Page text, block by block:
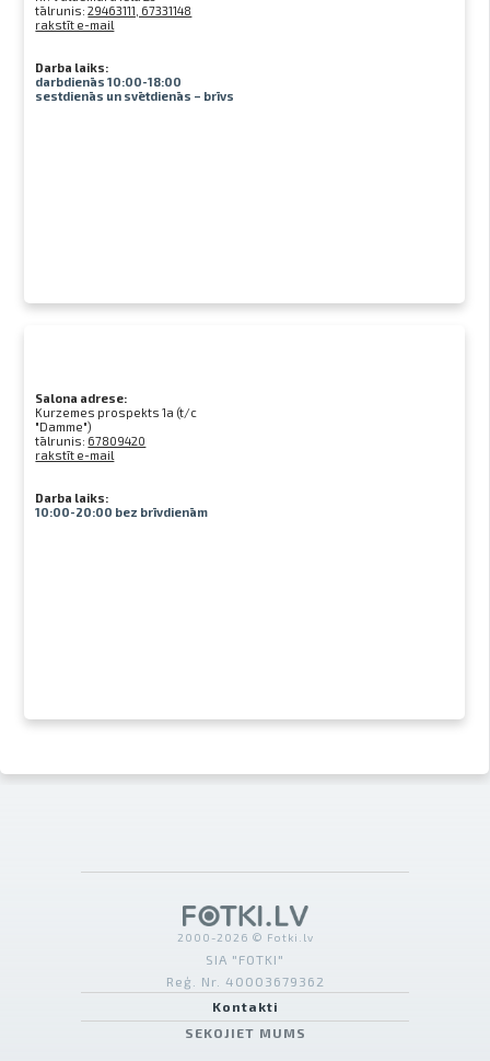
tālrunis:29463111, 67331148
rakstīt e-mail
Darba laiks:
darbdienās 10:00-18:00
sestdienās un svētdienās – brīvs
Salona adrese:
Kurzemes prospekts 1a (t/c
"Damme")
tālrunis: 67809420
rakstīt e-mail
Darba laiks:
10:00-20:00 bez brīvdienām
2000-2026 © Fotki.lv
SIA "FOTKI"
Reģ. Nr. 40003679362
Kontakti
SEKOJIET MUMS